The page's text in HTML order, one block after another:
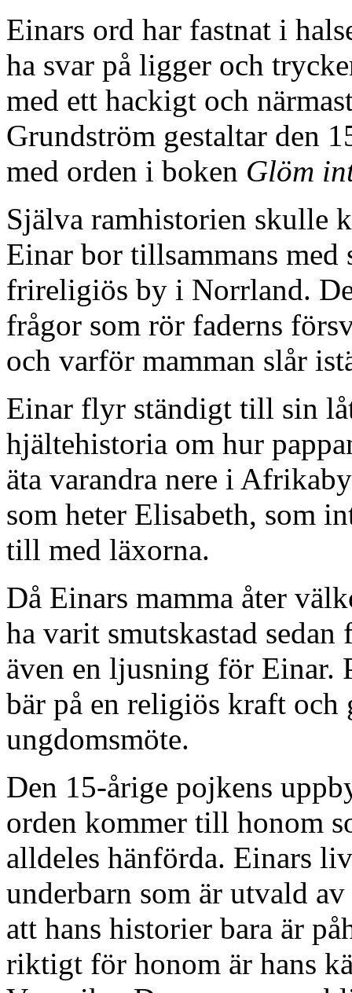
Einars ord har fastnat i
ha svar på ligger och
med ett hackigt och
Grundström gestaltar den
med orden i boken Glöm
Själva ramhistorien skulle
Einar bor tillsammans
frireligiös by i Norrland.
frågor som rör faderns
och varför mamman slår
Einar flyr ständigt till sin
hjältehistoria om hur
äta varandra nere i
som heter Elisabeth, som
till med läxorna.
Då Einars mamma åter
ha varit smutskastad
även en ljusning för Einar.
bär på en religiös kraft och
ungdomsmöte.
Den 15-årige pojkens
orden kommer till honom
alldeles hänförda. Einars
underbarn som är utvald
att hans historier bara är
riktigt för honom är hans